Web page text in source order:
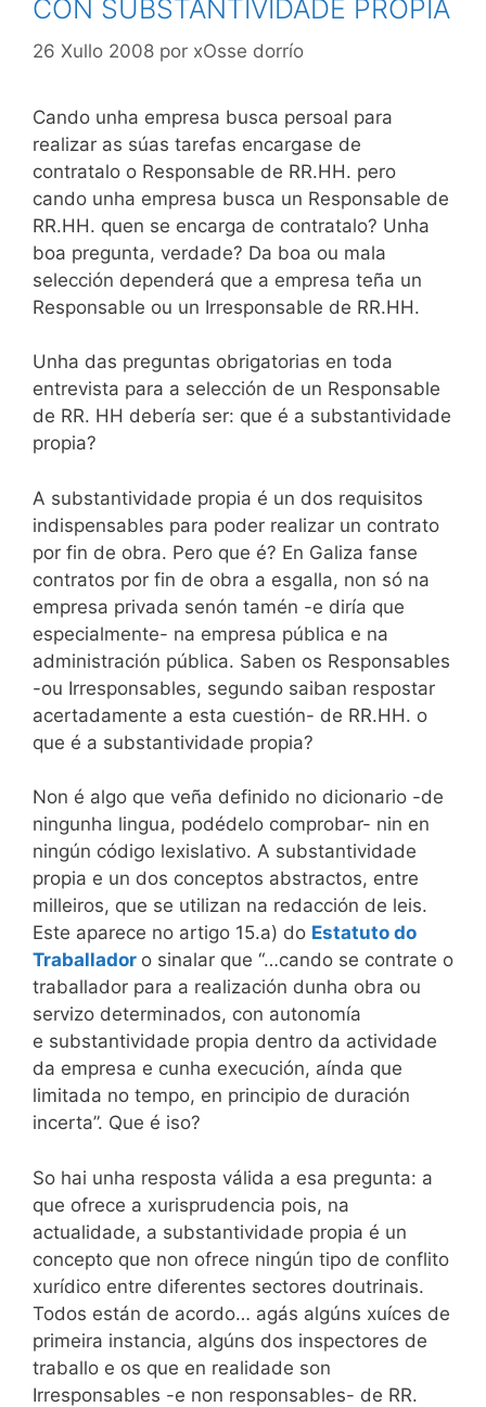
CON SUBSTANTIVIDADE PROPIA
26 Xullo 2008 por xOsse dorrío
Cando unha empresa busca persoal para
realizar as súas tarefas encargase de
contratalo o Responsable de RR.HH. pero
cando unha empresa busca un Responsable de
RR.HH. quen se encarga de contratalo? Unha
boa pregunta, verdade? Da boa ou mala
selección dependerá que a empresa teña un
Responsable ou un Irresponsable de RR.HH.
Unha das preguntas obrigatorias en toda
entrevista para a selección de un Responsable
de RR. HH debería ser: que é a substantividade
propia?
A substantividade propia é un dos requisitos
indispensables para poder realizar un contrato
por fin de obra. Pero que é? En Galiza fanse
contratos por fin de obra a esgalla, non só na
empresa privada senón tamén -e diría que
especialmente- na empresa pública e na
administración pública. Saben os Responsables
-ou Irresponsables, segundo saiban respostar
acertadamente a esta cuestión- de RR.HH. o
que é a substantividade propia?
Non é algo que veña definido no dicionario -de
ningunha lingua, podédelo comprobar- nin en
ningún código lexislativo. A substantividade
propia e un dos conceptos abstractos, entre
milleiros, que se utilizan na redacción de leis.
Este aparece no artigo 15.a) do Estatuto do
Traballador o sinalar que “…cando se contrate o
traballador para a realización dunha obra ou
servizo determinados, con autonomía
e substantividade propia dentro da actividade
da empresa e cunha execución, aínda que
limitada no tempo, en principio de duración
incerta”. Que é iso?
So hai unha resposta válida a esa pregunta: a
que ofrece a xurisprudencia pois, na
actualidade, a substantividade propia é un
concepto que non ofrece ningún tipo de conflito
xurídico entre diferentes sectores doutrinais.
Todos están de acordo… agás algúns xuíces de
primeira instancia, algúns dos inspectores de
traballo e os que en realidade son
Irresponsables -e non responsables- de RR.